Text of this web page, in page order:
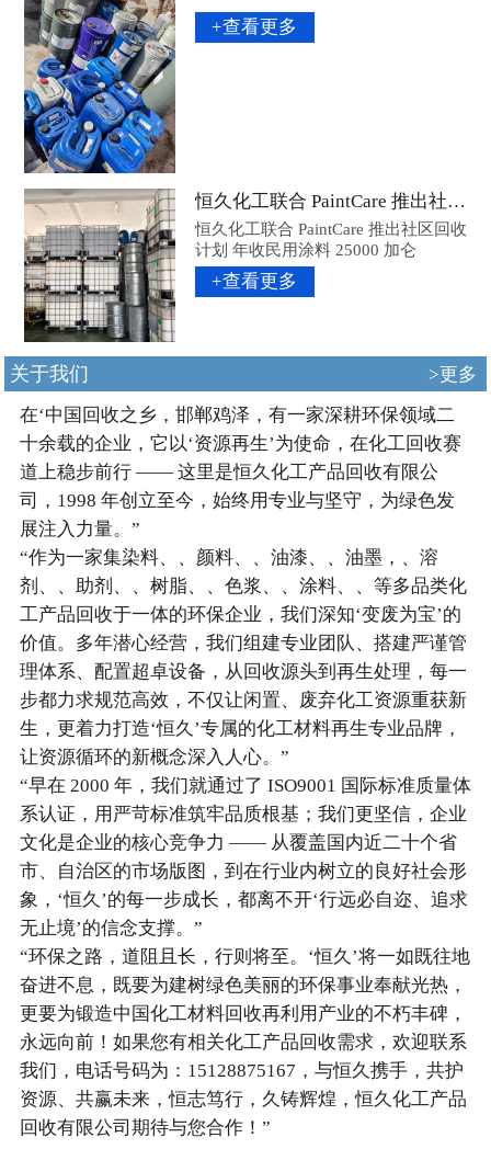
+查看更多
恒久化工联合 PaintCare 推出社区回收计划 年收民用涂料 25000 加仑
恒久化工联合 PaintCare 推出社区回收
计划 年收民用涂料 25000 加仑
+查看更多
关于我们
>更多
在‘中国回收之乡，邯郸鸡泽，有一家深耕环保领域二
十余载的企业，它以‘资源再生’为使命，在化工回收赛
道上稳步前行 —— 这里是恒久化工产品回收有限公
司，1998 年创立至今，始终用专业与坚守，为绿色发
展注入力量。”
“作为一家集染料、、颜料、、油漆、、油墨，、溶
剂、、助剂、、树脂、、色浆、、涂料、、等多品类化
工产品回收于一体的环保企业，我们深知‘变废为宝’的
价值。多年潜心经营，我们组建专业团队、搭建严谨管
理体系、配置超卓设备，从回收源头到再生处理，每一
步都力求规范高效，不仅让闲置、废弃化工资源重获新
生，更着力打造‘恒久’专属的化工材料再生专业品牌，
让资源循环的新概念深入人心。”
“早在 2000 年，我们就通过了 ISO9001 国际标准质量体
系认证，用严苛标准筑牢品质根基；我们更坚信，企业
文化是企业的核心竞争力 —— 从覆盖国内近二十个省
市、自治区的市场版图，到在行业内树立的良好社会形
象，‘恒久’的每一步成长，都离不开‘行远必自迩、追求
无止境’的信念支撑。”
“环保之路，道阻且长，行则将至。‘恒久’将一如既往地
奋进不息，既要为建树绿色美丽的环保事业奉献光热，
更要为锻造中国化工材料回收再利用产业的不朽丰碑，
永远向前！如果您有相关化工产品回收需求，欢迎联系
我们，电话号码为：15128875167，与恒久携手，共护
资源、共赢未来，恒志笃行，久铸辉煌，恒久化工产品
回收有限公司期待与您合作！”